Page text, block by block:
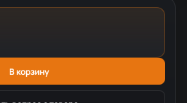
В корзину